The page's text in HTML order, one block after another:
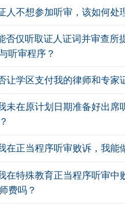
人不想参加听审，该如何处
否仅听取证人证词并审查所
听审程序？
让学区支付我的律师和专家
未在原计划日期准备好出席
在正当程序听审败诉，我能
在特殊教育正当程序听审中
费吗？